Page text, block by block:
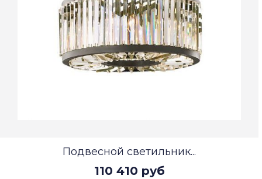
Подвесной светильник...
110 410 руб